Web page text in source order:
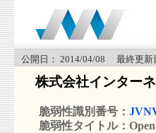
公開日： 2014/04/08 最終更新
株式会社インター
脆弱性識別番号：
脆弱性タイトル：